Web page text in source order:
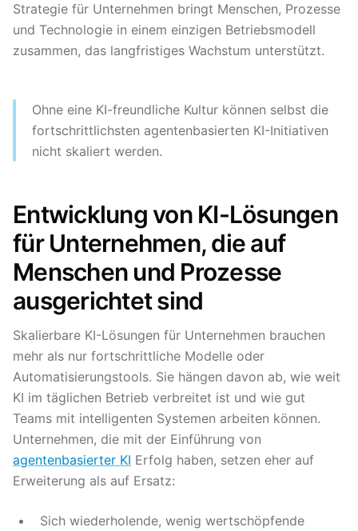
Strategie für Unternehmen bringt Menschen, Prozesse
und Technologie in einem einzigen Betriebsmodell
zusammen, das langfristiges Wachstum unterstützt.
Ohne eine KI-freundliche Kultur können selbst die
fortschrittlichsten agentenbasierten KI-Initiativen
nicht skaliert werden.
Entwicklung von KI-Lösungen
für Unternehmen, die auf
Menschen und Prozesse
ausgerichtet sind
Skalierbare KI-Lösungen für Unternehmen brauchen
mehr als nur fortschrittliche Modelle oder
Automatisierungstools. Sie hängen davon ab, wie weit
KI im täglichen Betrieb verbreitet ist und wie gut
Teams mit intelligenten Systemen arbeiten können.
Unternehmen, die mit der Einführung von
agentenbasierter KI Erfolg haben, setzen eher auf
Erweiterung als auf Ersatz:
Sich wiederholende, wenig wertschöpfende